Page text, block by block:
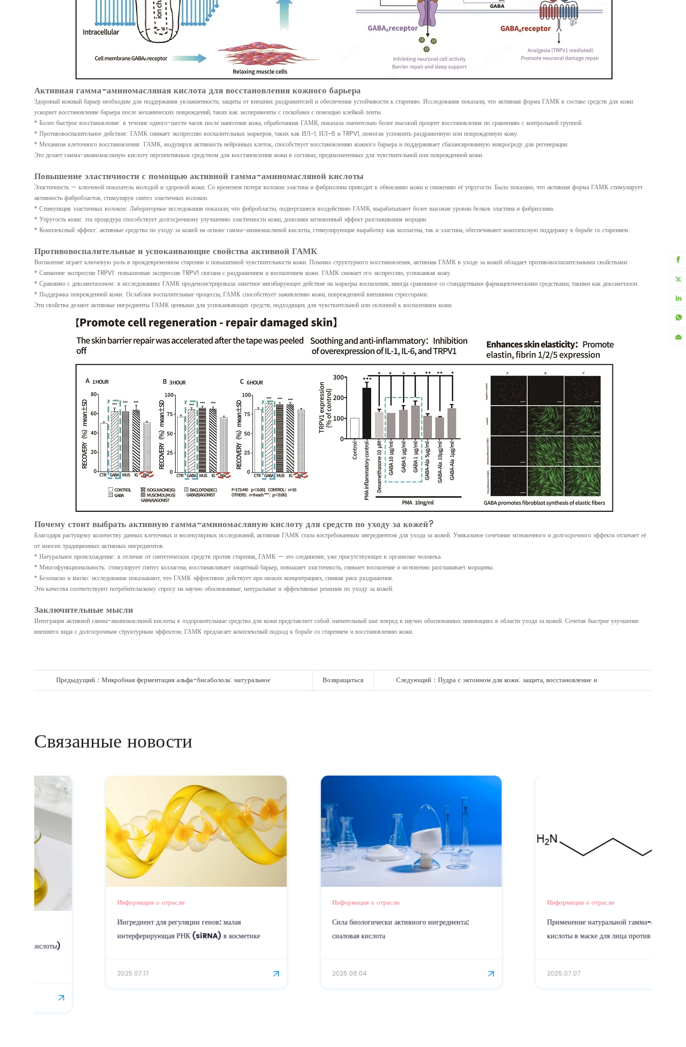
Активная гамма-аминомасляная кислота для восстановления кожного барьера
Здоровый кожный барьер необходим для поддержания увлажненности, защиты от внешних раздражителей и обеспечения устойчивости к старению. Исследования показали, что активная форма ГАМК в составе средств для кожи
ускоряет восстановление барьера после механических повреждений, таких как эксперименты с соскобами с помощью клейкой ленты.
* Более быстрое восстановление: в течение одного-шести часов после нанесения кожа, обработанная ГАМК, показала значительно более высокий процент восстановления по сравнению с контрольной группой.
* Противовоспалительное действие: ГАМК снижает экспрессию воспалительных маркеров, таких как ИЛ-1, ИЛ-6 и TRPV1, помогая успокоить раздраженную или поврежденную кожу.
* Механизм клеточного восстановления: ГАМК, модулируя активность нейронных клеток, способствует восстановлению кожного барьера и поддерживает сбалансированную микросреду для регенерации.
Это делает гамма-аминомасляную кислоту перспективным средством для восстановления кожи в составах, предназначенных для чувствительной или поврежденной кожи.
Повышение эластичности с помощью активной гамма-аминомасляной кислоты
Эластичность — ключевой показатель молодой и здоровой кожи. Со временем потеря волокон эластина и фибриллина приводит к обвисанию кожи и снижению её упругости. Было показано, что активная форма ГАМК стимулирует
активность фибробластов, стимулируя синтез эластичных волокон.
* Стимуляция эластичных волокон: Лабораторные исследования показали, что фибробласты, подвергшиеся воздействию ГАМК, вырабатывают более высокие уровни белков эластина и фибриллина.
* Упругость кожи: эта процедура способствует долгосрочному улучшению эластичности кожи, дополняя мгновенный эффект разглаживания морщин.
* Комплексный эффект: активные средства по уходу за кожей на основе гамма-аминомасляной кислоты, стимулирующие выработку как коллагена, так и эластина, обеспечивают комплексную поддержку в борьбе со старением.
Противовоспалительные и успокаивающие свойства активной ГАМК
Воспаление играет ключевую роль в преждевременном старении и повышенной чувствительности кожи. Помимо структурного восстановления, активная ГАМК в уходе за кожей обладает противовоспалительными свойствами:
* Снижение экспрессии TRPV1: повышенная экспрессия TRPV1 связана с раздражением и воспалением кожи. ГАМК снижает его экспрессию, успокаивая кожу.
* Сравнимо с дексаметазоном: в исследованиях ГАМК продемонстрировала заметное ингибирующее действие на маркеры воспаления, иногда сравнимое со стандартными фармацевтическими средствами, такими как дексаметазон.
* Поддержка поврежденной кожи: Ослабляя воспалительные процессы, ГАМК способствует заживлению кожи, поврежденной внешними стрессорами.
Эти свойства делают активные ингредиенты ГАМК ценными для успокаивающих средств, подходящих для чувствительной или склонной к воспалениям кожи.
Почему стоит выбрать активную гамма-аминомасляную кислоту для средств по уходу за кожей?
Благодаря растущему количеству данных клеточных и молекулярных исследований, активная ГАМК стала востребованным ингредиентом для ухода за кожей. Уникальное сочетание мгновенного и долгосрочного эффекта отличает её
от многих традиционных активных ингредиентов.
* Натуральное происхождение: в отличие от синтетических средств против старения, ГАМК — это соединение, уже присутствующее в организме человека.
* Многофункциональность: стимулирует синтез коллагена, восстанавливает защитный барьер, повышает эластичность, снимает воспаление и мгновенно разглаживает морщины.
* Безопасно и мягко: исследования показывают, что ГАМК эффективно действует при низких концентрациях, снижая риск раздражения.
Эти качества соответствуют потребительскому спросу на научно обоснованные, натуральные и эффективные решения по уходу за кожей.
Заключительные мысли
Интеграция активной гамма-аминомасляной кислоты в оздоровительные средства для кожи представляет собой значительный шаг вперед в научно обоснованных инновациях в области ухода за кожей. Сочетая быстрое улучшение
внешнего вида с долгосрочным структурным эффектом, ГАМК предлагает комплексный подход к борьбе со старением и восстановлению кожи.
Предыдущий：Микробная ферментация альфа-бисаболола: натуральное
Следующий： Пудра с эктоином для кожи: защита, восстановление и
Возвращаться
Связанные новости
Ингредиент для регуляции генов: малая
интерферирующая РНК (siRNA) в косметике
Сила биологически активного ингредиента:
2025.08.04
Применение натуральной гамма-аминомасляной
кислоты в маске для лица против морщин
2025.07.07